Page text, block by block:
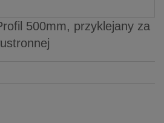
500mm, przyklejany za